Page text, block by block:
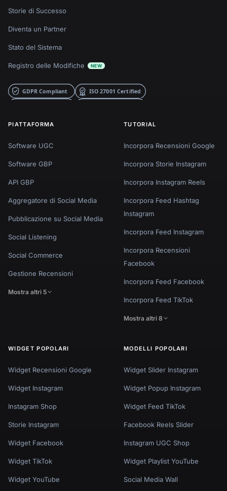
Storie di Successo
Diventa un Partner
Stato del Sistema
Registro delle Modifiche NEW
PIATTAFORMA
Software UGC
Software GBP
API GBP
Aggregatore di Social Media
Pubblicazione su Social Media
Social Listening
Social Commerce
Gestione Recensioni
Mostra altri 5
TUTORIAL
Incorpora Recensioni Google
Incorpora Storie Instagram
Incorpora Instagram Reels
Incorpora Feed Hashtag
Instagram
Incorpora Feed Instagram
Incorpora Recensioni
Facebook
Incorpora Feed Facebook
Incorpora Feed TikTok
Mostra altri 8
WIDGET POPOLARI
Widget Recensioni Google
Widget Instagram
Instagram Shop
Storie Instagram
Widget Facebook
Widget TikTok
Widget YouTube
MODELLI POPOLARI
Widget Slider Instagram
Widget Popup Instagram
Widget Feed TikTok
Facebook Reels Slider
Instagram UGC Shop
Widget Playlist YouTube
Social Media Wall